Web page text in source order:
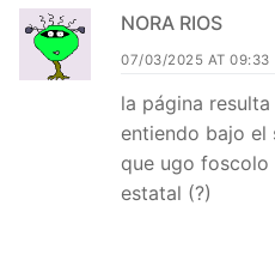
NORA RIOS
07/03/2025 AT 09:33
la página
entiendo bajo el
que ugo foscolo
estatal (?)